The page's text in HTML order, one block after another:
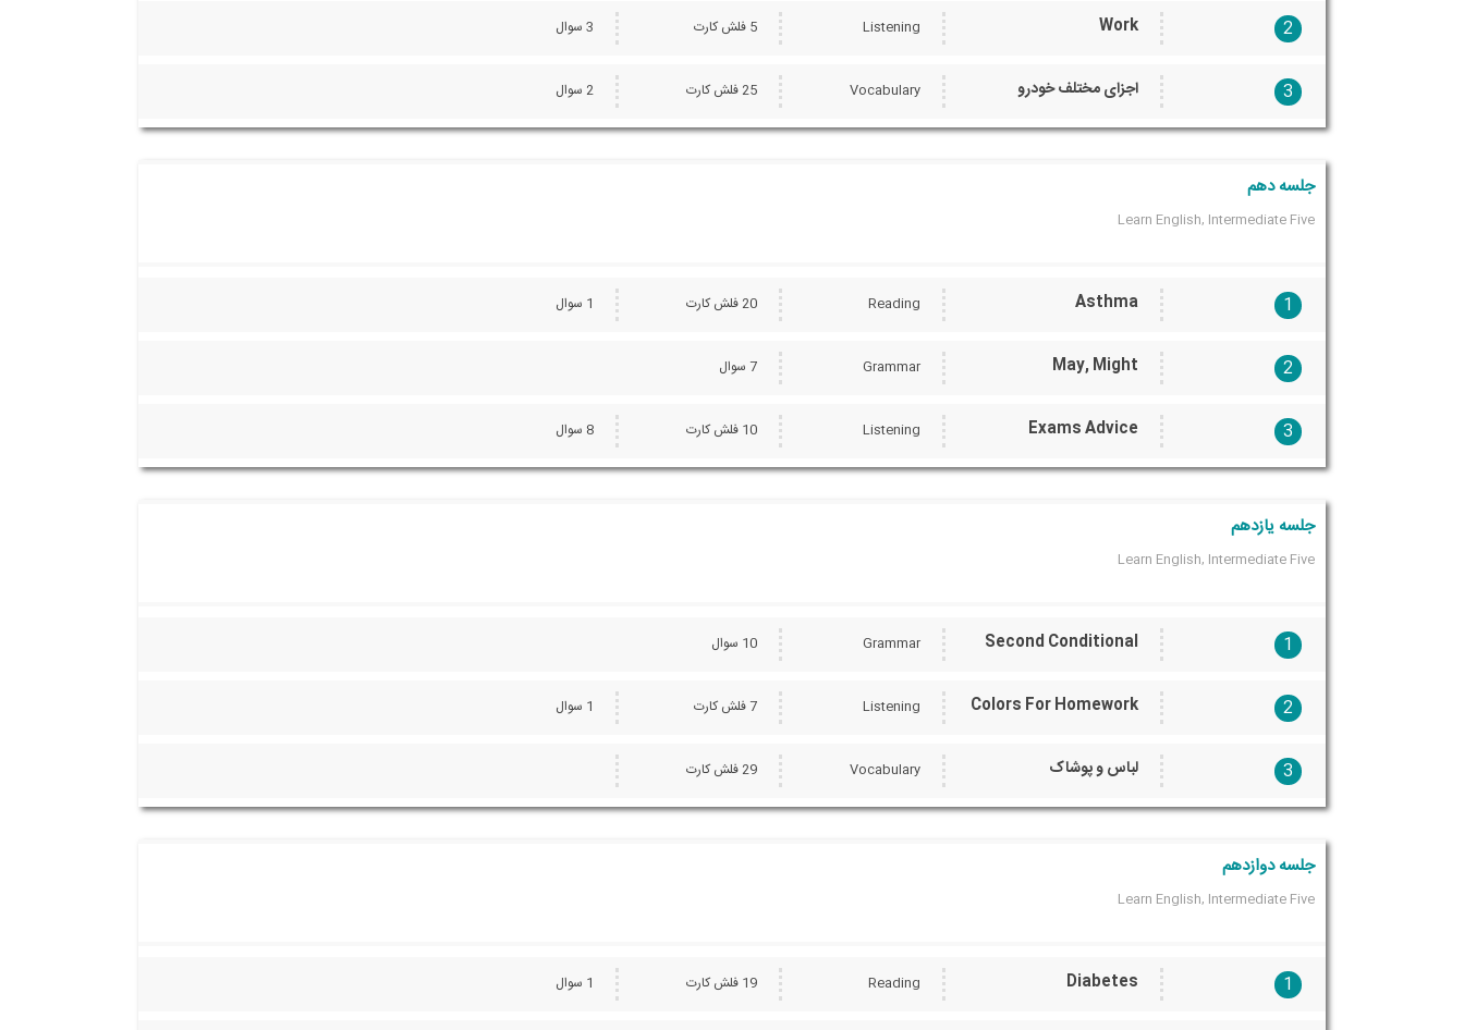
2
Work
Listening 5 فلش کارت 3 سوال
3 اجزای مختلف خودرو Vocabulary 25 فلش کارت 2 سوال
جلسه دهم
Learn English, Intermediate Five
1
Asthma
Reading 20 فلش کارت 1 سوال
2
May, Might
Grammar 7 سوال
3
Exams Advice
Listening 10 فلش کارت 8 سوال
جلسه یازدهم
Learn English, Intermediate Five
1
Second Conditional
Grammar 10 سوال
2
Colors For Homework
Listening 7 فلش کارت 1 سوال
3 لباس و پوشاک Vocabulary 29 فلش کارت
جلسه دوازدهم
Learn English, Intermediate Five
1
Diabetes
Reading 19 فلش کارت 1 سوال